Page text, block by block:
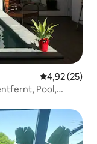
4,92 (25)
Pool,